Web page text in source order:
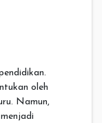
oleh
Namun,